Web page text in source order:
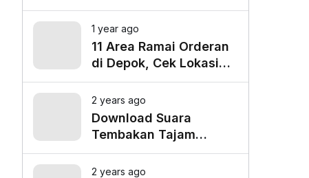
gara-gara belut besar
1 year ago
11 Area Ramai Orderan
di Depok, Cek Lokasi
Favorit untuk Mangkal
Driver Online
2 years ago
Download Suara
Tembakan Tajam
Burung Siri Siri Gacor
Mp3
2 years ago